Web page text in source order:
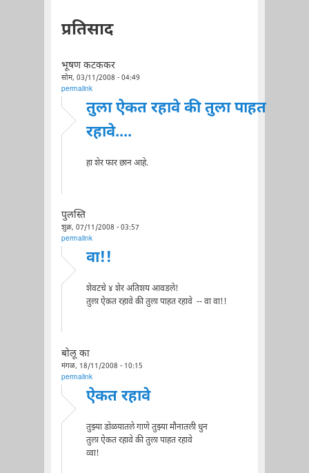
प्रतिसाद
भूषण कटककर
सोम, 03/11/2008 - 04:49
permalink
तुला ऐकत रहावे की तुला पाहत
रहावे....
हा शेर फार छान आहे.
पुलस्ति
शुक्र, 07/11/2008 - 03:57
permalink
वा!!
शेवटचे ४ शेर अतिशय आवडले!
तुला ऐकत रहावे की तुला पाहत रहावे -- वा वा!!
बोलू का
मंगळ, 18/11/2008 - 10:15
permalink
ऐकत रहावे
तुझ्या डोळयातले गाणे तुझ्या मौनातली धुन
तुला ऐकत रहावे की तुला पाहत रहावे
व्वा!